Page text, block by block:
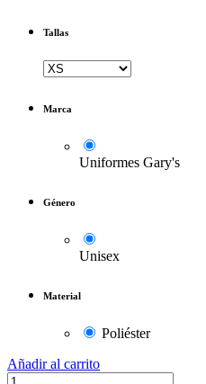
Tallas
Marca
Uniformes Gary's
Género
Unisex
Material
Poliéster
Añadir al carrito